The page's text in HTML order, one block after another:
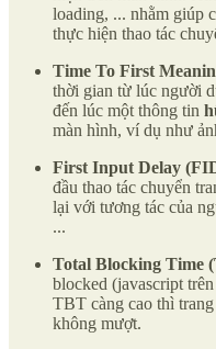
loading, ... nhằm giúp
thực hiện thao tác
Time To First
thời gian từ lúc người
đến lúc một thông tin
màn hình, ví dụ như
First Input Delay
đầu thao tác chuyển
lại với tương tác của
...
Total Blocking Time
blocked (javascript
TBT càng cao thì
không mượt.